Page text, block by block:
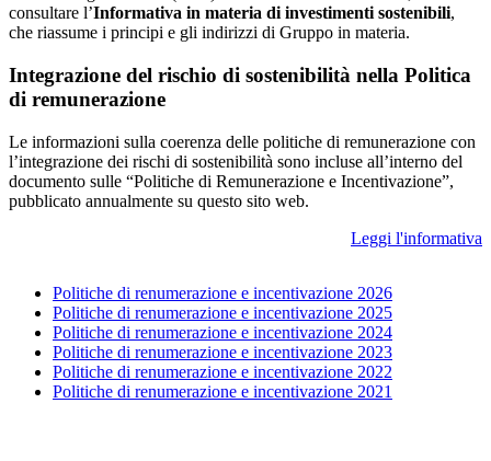
consultare l’Informativa in materia di investimenti sostenibili,
che riassume i principi e gli indirizzi di Gruppo in materia.
Integrazione del rischio di sostenibilità nella Politica
di remunerazione
Le informazioni sulla coerenza delle politiche di remunerazione con
l’integrazione dei rischi di sostenibilità sono incluse all’interno del
documento sulle “Politiche di Remunerazione e Incentivazione”,
pubblicato annualmente su questo sito web.
Leggi l'informativa
Politiche di renumerazione e incentivazione 2026
Politiche di renumerazione e incentivazione 2025
Politiche di renumerazione e incentivazione 2024
Politiche di renumerazione e incentivazione 2023
Politiche di renumerazione e incentivazione 2022
Politiche di renumerazione e incentivazione 2021